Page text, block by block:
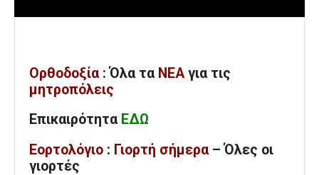
Ορθοδοξία : Όλα τα ΝΕΑ για τις
μητροπόλεις
Επικαιρότητα ΕΔΩ
Εορτολόγιο : Γιορτή σήμερα – Όλες οι
γιορτές